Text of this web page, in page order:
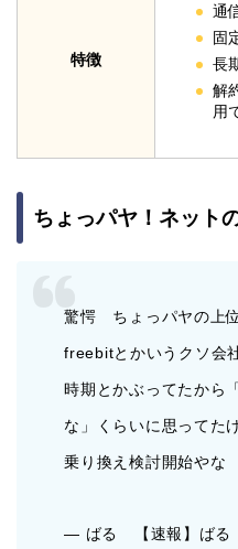
特徴
通
固
長
解
用
ちょっパヤ！ネット
驚愕 ちょっパヤの上
freebitとかいうクソ会
時期とかぶってたから
な」くらいに思ってた
乗り換え検討開始やな
— ばる 【速報】ばる